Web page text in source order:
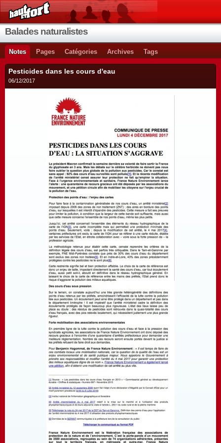
Balades naturalistes
Notes Pages Catégories Archives Tags
Pesticides dans les cours d'eau
06/12/2017